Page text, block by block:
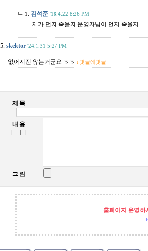
ㄴ 1. 김석준 '18.4.22 8:26 PM
제가 먼저 죽을지 운영자님이 먼저 죽을지
5. skeletor '24.1.31 5:27 PM
없어지진 않는거군요 ㅎㅎ ↓댓글에댓글
제 목
내 용
[+] [-]
그 림
홈페이지 운영하